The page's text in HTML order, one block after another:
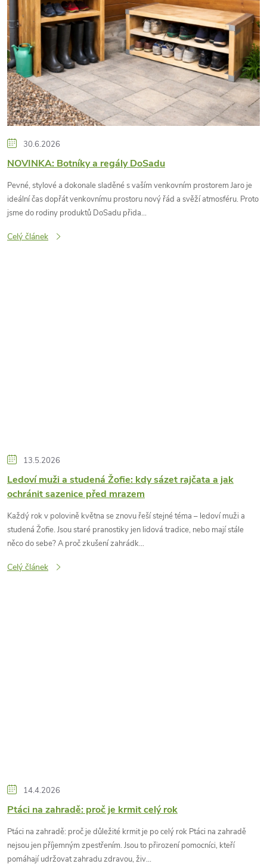
n
k
ů
30.6.2026
NOVINKA: Botníky a regály DoSadu
Pevné, stylové a dokonale sladěné s vaším venkovním prostorem Jaro je
ideální čas dopřát venkovnímu prostoru nový řád a svěží atmosféru. Proto
jsme do rodiny produktů DoSadu přida...
Celý článek
13.5.2026
Ledoví muži a studená Žofie: kdy sázet rajčata a jak
ochránit sazenice před mrazem
Každý rok v polovině května se znovu řeší stejné téma – ledoví muži a
studená Žofie. Jsou staré pranostiky jen lidová tradice, nebo mají stále
něco do sebe? A proč zkušení zahrádk...
Celý článek
14.4.2026
Ptáci na zahradě: proč je krmit celý rok
Ptáci na zahradě: proč je důležité krmit je po celý rok Ptáci na zahradě
nejsou jen příjemným zpestřením. Jsou to přirození pomocníci, kteří
pomáhají udržovat zahradu zdravou, živ...